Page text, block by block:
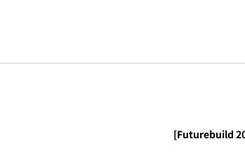
[Futurebuild